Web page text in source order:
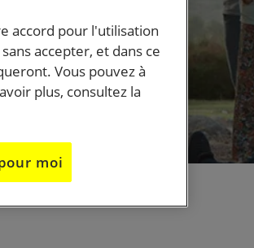
accord pour l'utilisation
accepter, et dans ce
Vous pouvez à
plus, consultez la
moi